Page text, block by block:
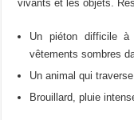
vivants et les objets.
Un piéton difficile
vêtements sombres
Un animal qui
Brouillard, pluie